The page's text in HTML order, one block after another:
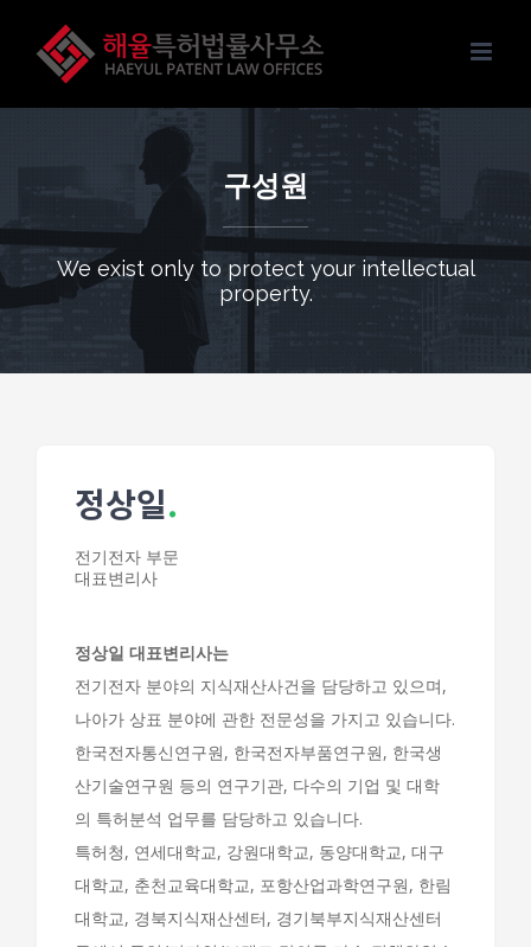
content
구성원
We exist only to protect your intellectual
property.
정상일.
전기전자 부문
대표변리사
정상일 대표변리사는
전기전자 분야의 지식재산사건을 담당하고 있으며,
나아가 상표 분야에 관한 전문성을 가지고 있습니다.
한국전자통신연구원, 한국전자부품연구원, 한국생
산기술연구원 등의 연구기관, 다수의 기업 및 대학
의 특허분석 업무를 담당하고 있습니다.
특허청, 연세대학교, 강원대학교, 동양대학교, 대구
대학교, 춘천교육대학교, 포항산업과학연구원, 한림
대학교, 경북지식재산센터, 경기북부지식재산센터